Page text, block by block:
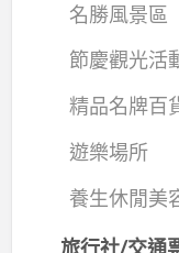
絕無僅有：關
點，眺遠無價
瀑、日出、夕陽
不擁擠，輕鬆無
步道，最少的人
名勝風景區
節慶觀光活
精品名牌百
遊樂場所
養生休閒美
旅行社/交通